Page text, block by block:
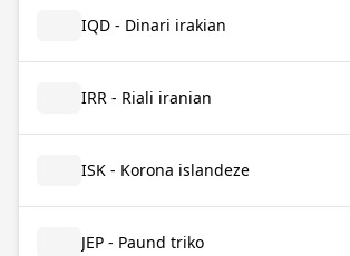
IQD - Dinari irakian
IRR - Riali iranian
ISK - Korona islandeze
JEP - Paund triko